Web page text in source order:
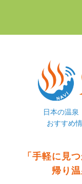
日本の温
おすすめ
「手軽に見
帰り